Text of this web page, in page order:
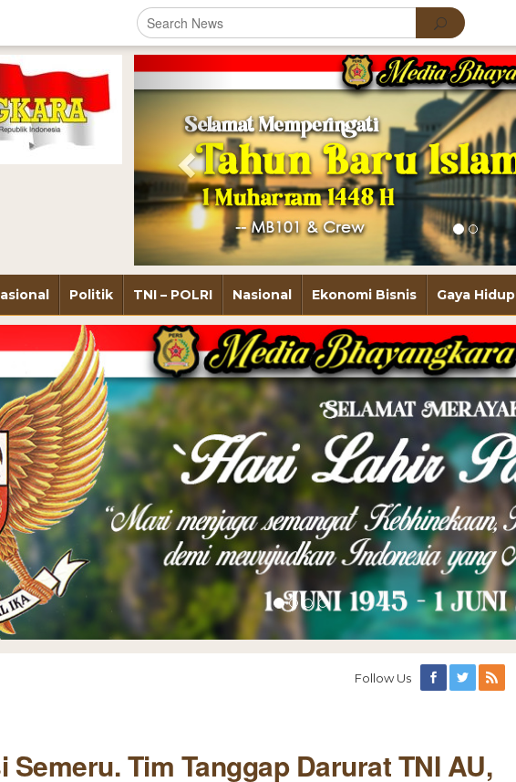
Previous
Politik TNI – POLRI Nasional Ekonomi Bisnis Gaya Hidup
Follow Us
Semeru. Tim Tanggap Darurat TNI AU,